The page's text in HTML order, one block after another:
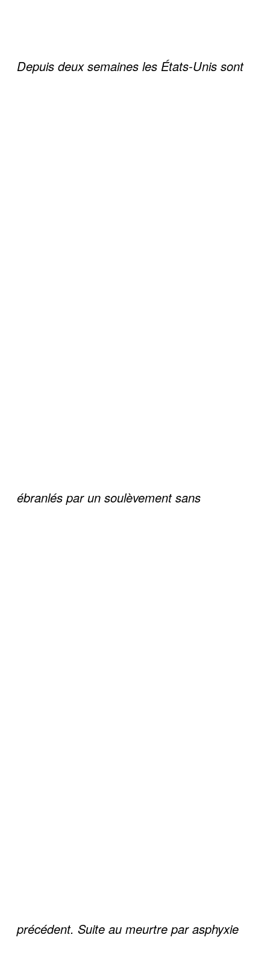
Depuis deux semaines les États-Unis sont
ébranlés par un soulèvement sans
précédent. Suite au meurtre par asphyxie